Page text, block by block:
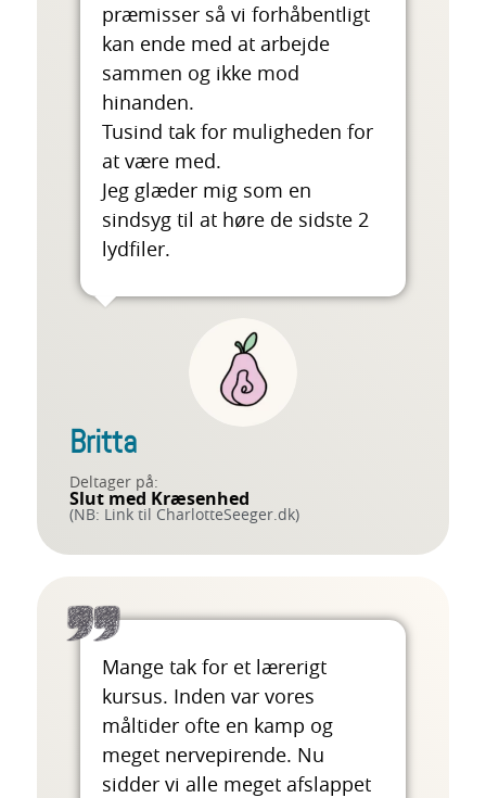
præmisser så vi forhåbentligt
kan ende med at arbejde
sammen og ikke mod
hinanden.
Tusind tak for muligheden for
at være med.
Jeg glæder mig som en
sindsyg til at høre de sidste 2
lydfiler.
Britta
Deltager på:
Slut med Kræsenhed
(NB: Link til CharlotteSeeger.dk)
Mange tak for et lærerigt
kursus. Inden var vores
måltider ofte en kamp og
meget nervepirende. Nu
sidder vi alle meget afslappet